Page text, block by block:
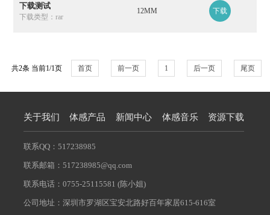
下载测试
下载类型：rar
12MM 下载
共2条 当前1/1页 首页 前一页 1 后一页 尾页
关于我们 体感产品 新闻中心 体感音乐 资源下载
联系QQ：517238985
联系邮箱：517238985@qq.com
联系电话：0755-25115581 (陈小姐)
公司地址：深圳市罗湖区宝安北路好百年家居615-616室